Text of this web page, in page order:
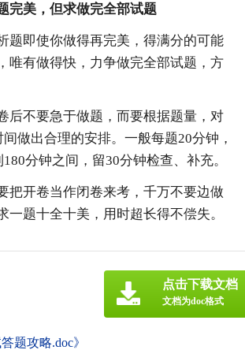
完美，但求做完全部试题
题即使你做得再完美，得满分的可能
唯有做得快，力争做完全部试题，方
后不要急于做题，而要根据题量，对
做出合理的安排。一般每题20分钟，
分钟之间，留30分钟检查、补充。
把开卷当作闭卷来考，千万不要边做
一题十全十美，用时超长得不偿失。
题攻略.doc》
点击下载文档
文档为doc格式